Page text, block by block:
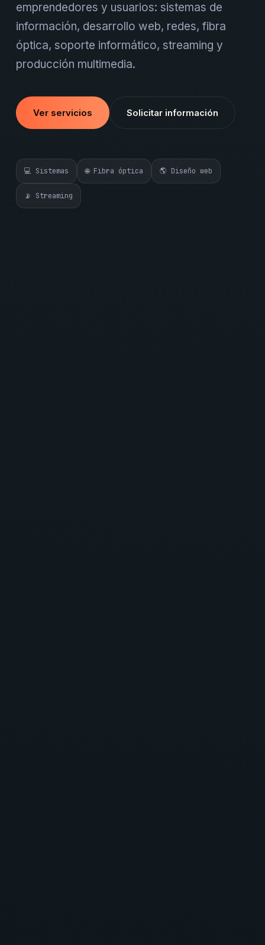
emprendedores y usuarios: sistemas de
información, desarrollo web, redes, fibra
óptica, soporte informático, streaming y
producción multimedia.
Ver servicios Solicitar información
💻 Sistemas 🌐 Fibra óptica 🌎 Diseño web
📡 Streaming